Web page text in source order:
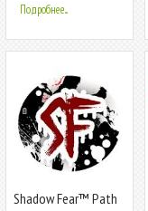
Подробнее...
Shadow Fear™ Path